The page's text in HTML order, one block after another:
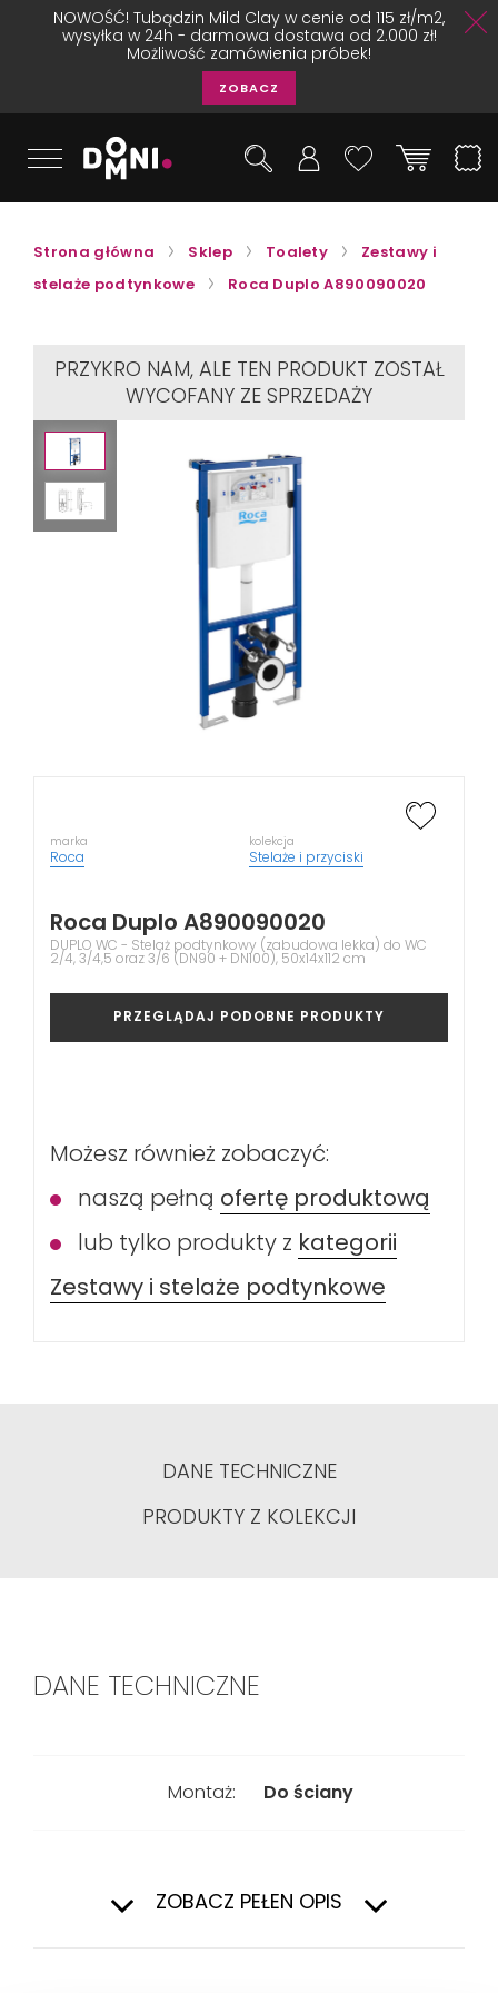
NOWOŚĆ! Tubądzin Mild Clay w cenie od 115 zł/m2,
wysyłka w 24h - darmowa dostawa od 2.000 zł!
Możliwość zamówienia próbek!
ZOBACZ
Strona główna Sklep Toalety
Zestawy i
stelaże podtynkowe
Roca Duplo A890090020
PRZYKRO NAM, ALE TEN PRODUKT ZOSTAŁ
WYCOFANY ZE SPRZEDAŻY
marka
Roca
kolekcja
Stelaże i przyciski
Roca Duplo A890090020
DUPLO WC - Stelaż podtynkowy (zabudowa lekka) do WC
2/4, 3/4,5 oraz 3/6 (DN90 + DN100), 50x14x112 cm
PRZEGLĄDAJ PODOBNE PRODUKTY
Możesz również zobaczyć:
naszą pełną ofertę produktową
lub tylko produkty z kategorii
Zestawy i stelaże podtynkowe
DANE TECHNICZNE
PRODUKTY Z KOLEKCJI
DANE TECHNICZNE
Montaż: Do ściany
ZOBACZ PEŁEN OPIS